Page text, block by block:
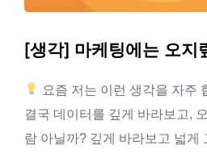
[생각] 마케팅에는 오지
요즘 저는 이런 생각을 자주
결국 데이터를 깊게 바라보고,
람 아닐까? 깊게 바라보고 넓게